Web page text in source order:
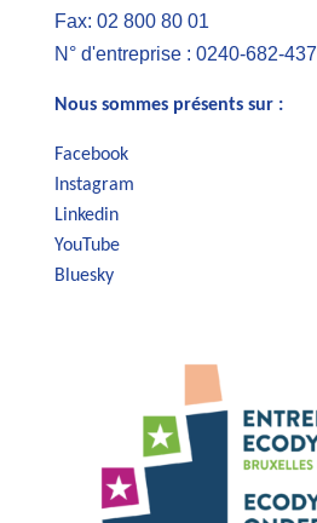
Fax: 02 800 80 01
N° d'entreprise : 0240-682-437
Nous sommes présents sur :
Facebook
Instagram
Linkedin
YouTube
Bluesky